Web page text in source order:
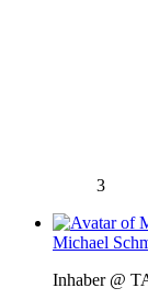
3
Michael
Inhaber @